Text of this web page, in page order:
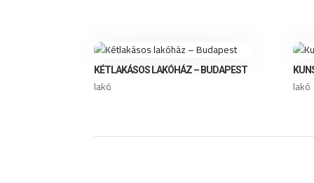
KÉTLAKÁSOS LAKÓHÁZ – BUDAPEST
lakó lakó